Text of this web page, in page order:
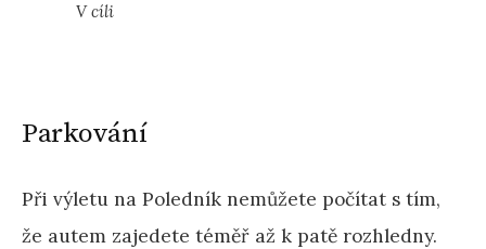
V cíli
Parkování
Při výletu na Poledník nemůžete počítat s tím,
že autem zajedete téměř až k patě rozhledny.